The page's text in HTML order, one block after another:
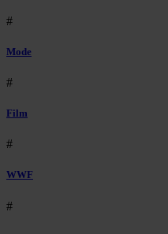
#
Mode
#
Film
#
WWF
#